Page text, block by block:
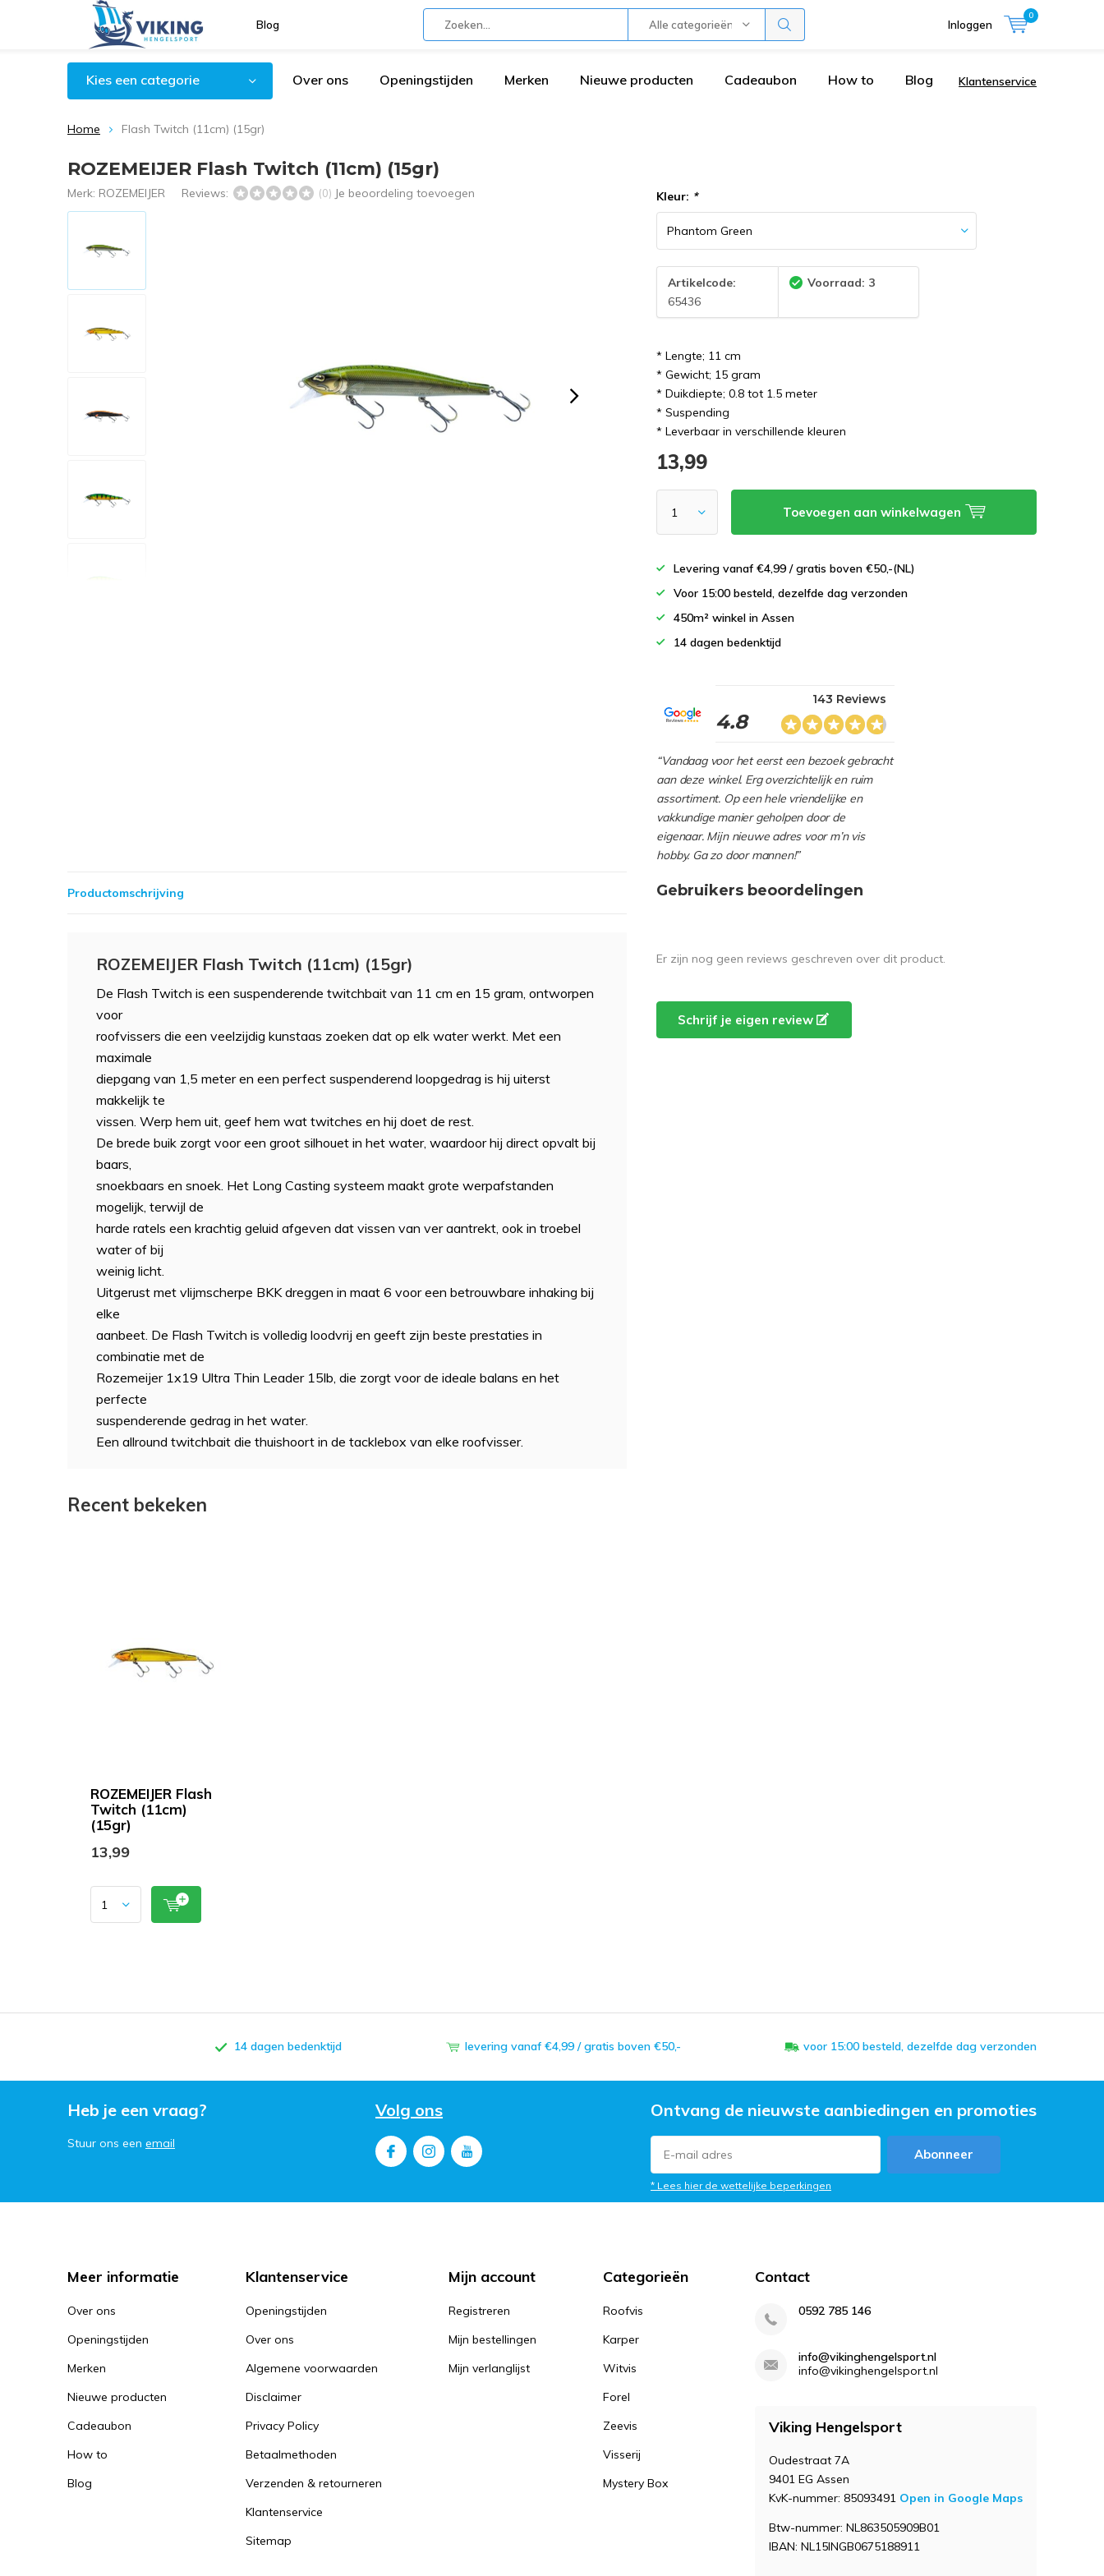
Blog Alle categorieën Inloggen
0
Kies een categorie Over ons Openingstijden Merken Nieuwe producten Cadeaubon How to Blog Klantenservice
Home Flash Twitch (11cm) (15gr)
ROZEMEIJER Flash Twitch (11cm) (15gr)
Merk: ROZEMEIJER Reviews: (0) Je beoordeling toevoegen Kleur: *
Artikelcode:
65436
Voorraad: 3
* Lengte; 11 cm
* Gewicht; 15 gram
* Duikdiepte; 0.8 tot 1.5 meter
* Suspending
* Leverbaar in verschillende kleuren
13,99
Toevoegen aan winkelwagen
Levering vanaf €4,99 / gratis boven €50,-(NL)
Voor 15:00 besteld, dezelfde dag verzonden
450m² winkel in Assen
14 dagen bedenktijd
4.8
143 Reviews
“Vandaag voor het eerst een bezoek gebracht
aan deze winkel. Erg overzichtelijk en ruim
assortiment. Op een hele vriendelijke en
vakkundige manier geholpen door de
eigenaar. Mijn nieuwe adres voor m’n vis
hobby. Ga zo door mannen!”
Productomschrijving
ROZEMEIJER Flash Twitch (11cm) (15gr)
De Flash Twitch is een suspenderende twitchbait van 11 cm en 15 gram, ontworpen
voor
roofvissers die een veelzijdig kunstaas zoeken dat op elk water werkt. Met een
maximale
diepgang van 1,5 meter en een perfect suspenderend loopgedrag is hij uiterst
makkelijk te
vissen. Werp hem uit, geef hem wat twitches en hij doet de rest.
De brede buik zorgt voor een groot silhouet in het water, waardoor hij direct opvalt bij
baars,
snoekbaars en snoek. Het Long Casting systeem maakt grote werpafstanden
mogelijk, terwijl de
harde ratels een krachtig geluid afgeven dat vissen van ver aantrekt, ook in troebel
water of bij
weinig licht.
Uitgerust met vlijmscherpe BKK dreggen in maat 6 voor een betrouwbare inhaking bij
elke
aanbeet. De Flash Twitch is volledig loodvrij en geeft zijn beste prestaties in
combinatie met de
Rozemeijer 1x19 Ultra Thin Leader 15lb, die zorgt voor de ideale balans en het
perfecte
suspenderende gedrag in het water.
Een allround twitchbait die thuishoort in de tacklebox van elke roofvisser.
Gebruikers beoordelingen
Er zijn nog geen reviews geschreven over dit product.
Schrijf je eigen review
Recent bekeken
ROZEMEIJER Flash
Twitch (11cm)
(15gr)
13,99
14 dagen bedenktijd levering vanaf €4,99 / gratis boven €50,- voor 15:00 besteld, dezelfde dag verzonden
Heb je een vraag?
Stuur ons een email
Volg ons Ontvang de nieuwste aanbiedingen en promoties
Abonneer
* Lees hier de wettelijke beperkingen
Meer informatie
Over ons
Openingstijden
Merken
Nieuwe producten
Cadeaubon
How to
Blog
Klantenservice
Openingstijden
Over ons
Algemene voorwaarden
Disclaimer
Privacy Policy
Betaalmethoden
Verzenden & retourneren
Klantenservice
Sitemap
Mijn account
Registreren
Mijn bestellingen
Mijn verlanglijst
Categorieën
Roofvis
Karper
Witvis
Forel
Zeevis
Visserij
Mystery Box
Contact
0592 785 146
info@vikinghengelsport.nl
info@vikinghengelsport.nl
Viking Hengelsport
Oudestraat 7A
9401 EG Assen
KvK-nummer: 85093491 Open in Google Maps
Btw-nummer: NL863505909B01
IBAN: NL15INGB0675188911